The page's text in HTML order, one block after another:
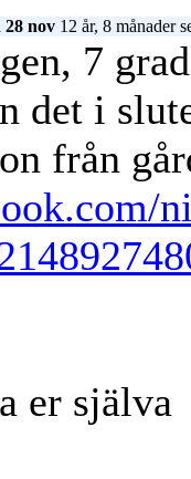
28 nov 12 år, 8 månader
7
det i
från
er själva